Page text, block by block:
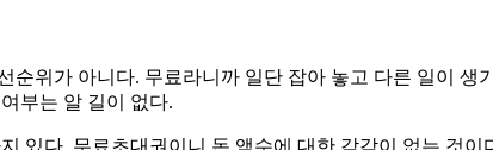
순위가 아니다. 무료라니까 일단 잡아 놓고 다른 일이
부는 알 길이 없다.